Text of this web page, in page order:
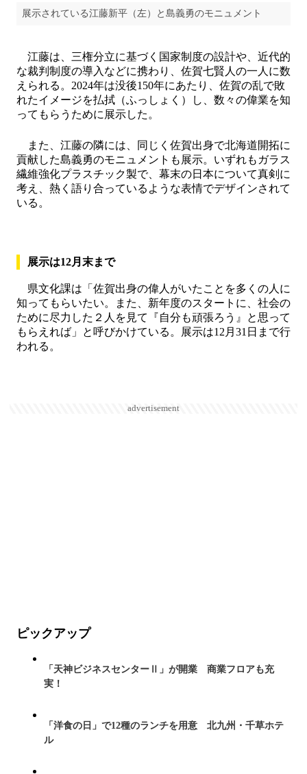
展示されている江藤新平（左）と島義勇のモニュメント
江藤は、三権分立に基づく国家制度の設計や、近代的
な裁判制度の導入などに携わり、佐賀七賢人の一人に数
えられる。2024年は没後150年にあたり、佐賀の乱で敗
れたイメージを払拭（ふっしょく）し、数々の偉業を知
ってもらうために展示した。
また、江藤の隣には、同じく佐賀出身で北海道開拓に
貢献した島義勇のモニュメントも展示。いずれもガラス
繊維強化プラスチック製で、幕末の日本について真剣に
考え、熱く語り合っているような表情でデザインされて
いる。
展示は12月末まで
県文化課は「佐賀出身の偉人がいたことを多くの人に
知ってもらいたい。また、新年度のスタートに、社会の
ために尽力した２人を見て『自分も頑張ろう』と思って
もらえれば」と呼びかけている。展示は12月31日まで行
われる。
advertisement
ピックアップ
「天神ビジネスセンターⅡ」が開業 商業フロアも充
実！
「洋食の日」で12種のランチを用意 北九州・千草ホテ
ル